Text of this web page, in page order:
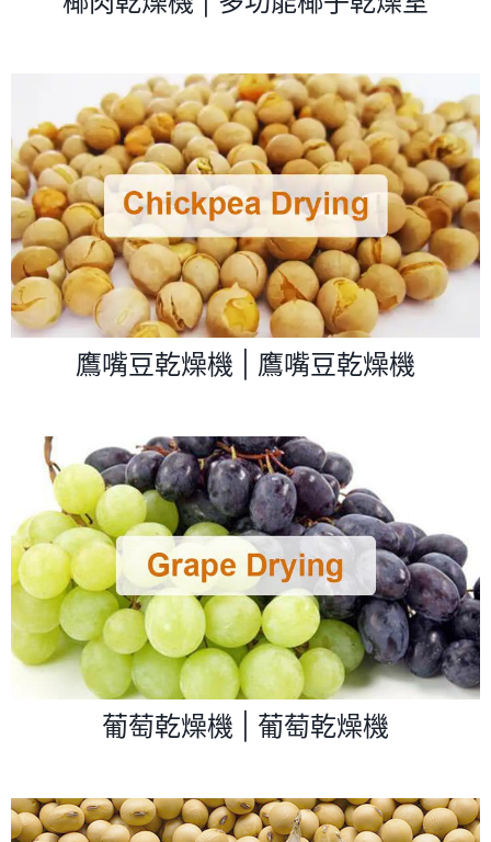
鷹嘴豆乾燥機 | 鷹嘴豆乾燥機
葡萄乾燥機 | 葡萄乾燥機